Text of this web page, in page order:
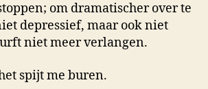
om dramatischer over te
depressief, maar ook niet
niet meer verlangen.
spijt me buren.